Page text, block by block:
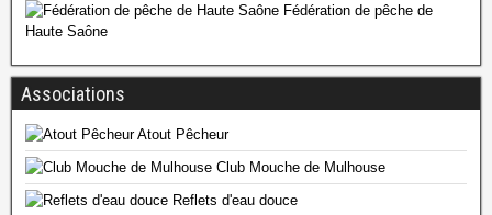
Fédération de pêche de
Haute Saône
Associations
Atout Pêcheur
Club Mouche de Mulhouse
Reflets d'eau douce